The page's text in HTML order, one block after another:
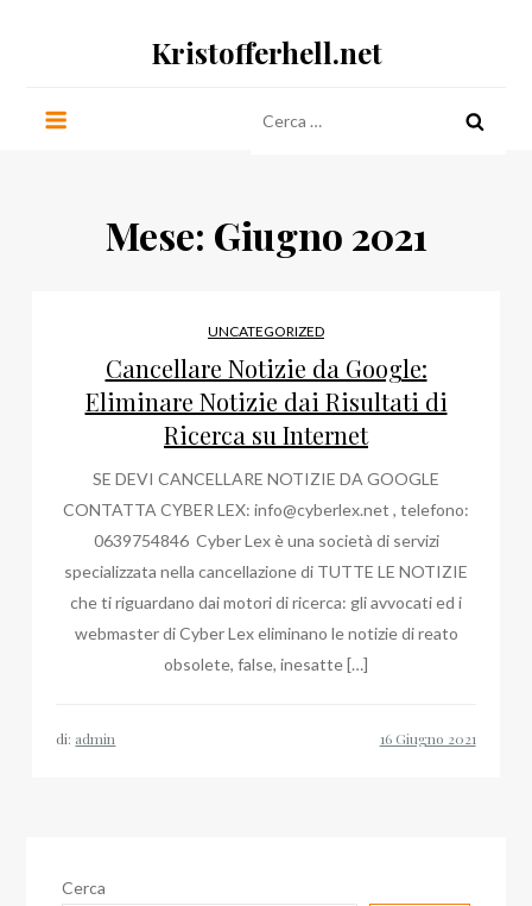
Kristofferhell.net
per:
Mese: Giugno 2021
UNCATEGORIZED
Cancellare Notizie da Google:
Eliminare Notizie dai Risultati di
Ricerca su Internet
SE DEVI CANCELLARE NOTIZIE DA GOOGLE
CONTATTA CYBER LEX: info@cyberlex.net , telefono:
0639754846 Cyber Lex è una società di servizi
specializzata nella cancellazione di TUTTE LE NOTIZIE
che ti riguardano dai motori di ricerca: gli avvocati ed i
webmaster di Cyber Lex eliminano le notizie di reato
obsolete, false, inesatte […]
di: admin
Cerca